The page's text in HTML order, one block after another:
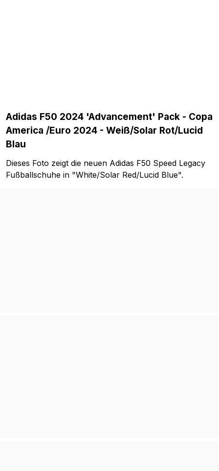
Adidas F50 2024 'Advancement' Pack - Copa
America /Euro 2024 - Weiß/Solar Rot/Lucid
Blau
Dieses Foto zeigt die neuen Adidas F50 Speed Legacy
Fußballschuhe in "White/Solar Red/Lucid Blue".